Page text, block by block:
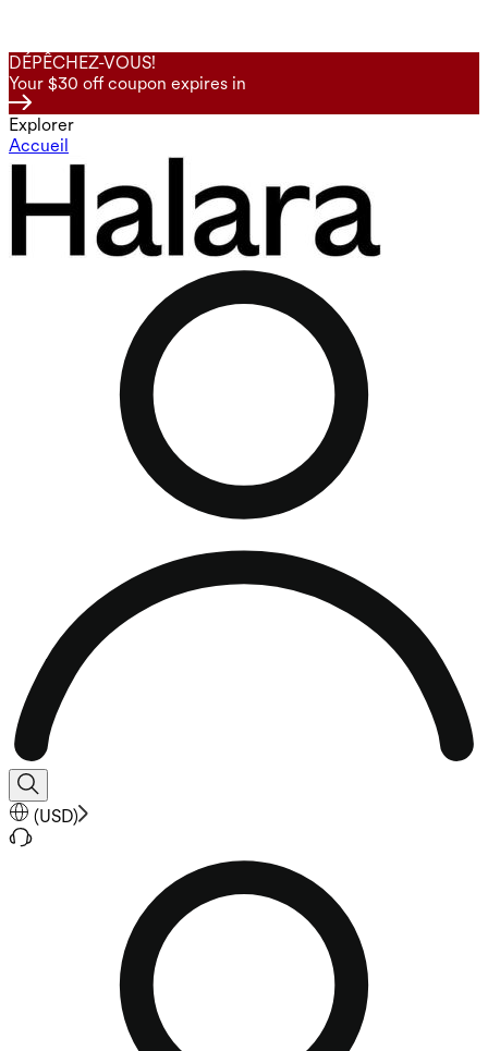
DÉPÊCHEZ-VOUS!
Your $30 off coupon expires in
Explorer
Accueil
(USD)